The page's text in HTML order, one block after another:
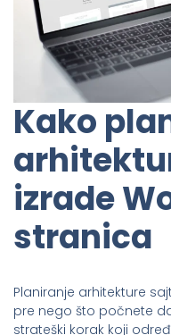
Kako
izrade
stranica
Planiranje arhitekture
pre nego što počnete
strateški korak koji